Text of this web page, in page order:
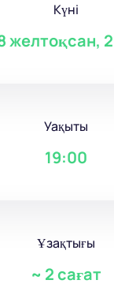
Күні
желтоқсан,
Уақыты
19:00
Ұзақтығы
~ 2 сағат